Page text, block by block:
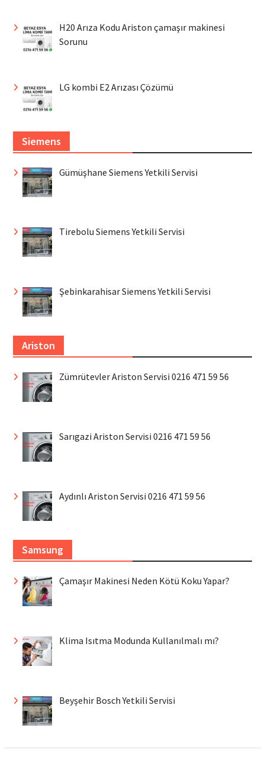
H20 Arıza Kodu Ariston çamaşır makinesi
Sorunu
LG kombi E2 Arızası Çözümü
Siemens
Gümüşhane Siemens Yetkili Servisi
Tirebolu Siemens Yetkili Servisi
Şebinkarahisar Siemens Yetkili Servisi
Ariston
Zümrütevler Ariston Servisi 0216 471 59 56
Sarıgazi Ariston Servisi 0216 471 59 56
Aydınlı Ariston Servisi 0216 471 59 56
Samsung
Çamaşır Makinesi Neden Kötü Koku Yapar?
Klima Isıtma Modunda Kullanılmalı mı?
Beyşehir Bosch Yetkili Servisi